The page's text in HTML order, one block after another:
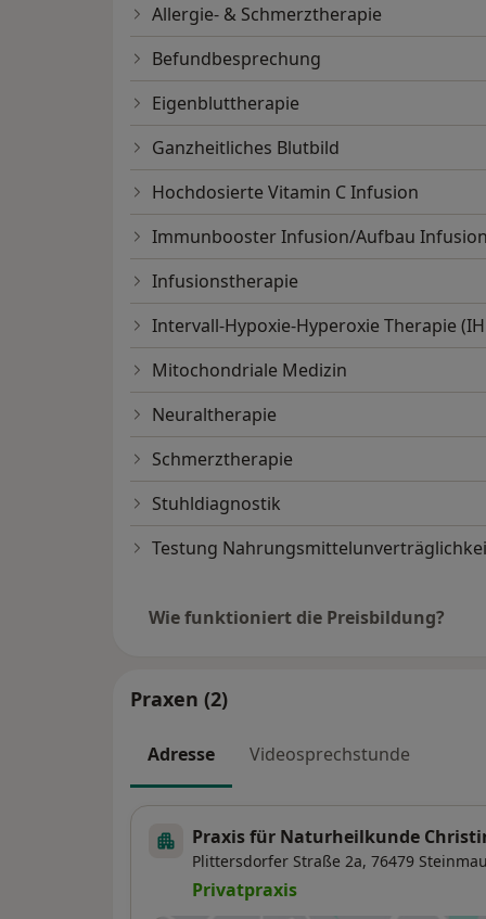
Allergie- & Schmerztherapie
Befundbesprechung
Eigenbluttherapie
Ganzheitliches Blutbild
Hochdosierte Vitamin C Infusion
Immunbooster Infusion/Aufbau Infusion
Infusionstherapie
Intervall-Hypoxie-Hyperoxie Therapie
Mitochondriale Medizin
Neuraltherapie
Schmerztherapie
Stuhldiagnostik
Testung
Wie funktioniert die Preisbildung?
Praxen (2)
Adresse Videosprechstunde
Praxis für Naturheilkunde
Plittersdorfer Straße 2a, 76479
Privatpraxis